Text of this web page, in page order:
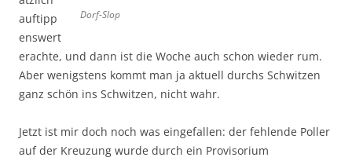
Dorf-Slop
auftipp
enswert
erachte, und dann ist die Woche auch schon wieder rum.
Aber wenigstens kommt man ja aktuell durchs Schwitzen
ganz schön ins Schwitzen, nicht wahr.
Jetzt ist mir doch noch was eingefallen: der fehlende Poller
auf der Kreuzung wurde durch ein Provisorium